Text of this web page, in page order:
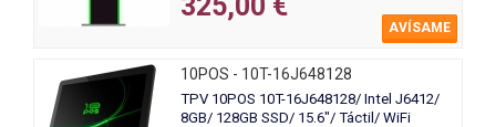
AVÍSAME
10POS - 10T-16J648128
TPV 10POS 10T-16J648128/ Intel J6412/
8GB/ 128GB SSD/ 15.6"/ Táctil/ WiFi